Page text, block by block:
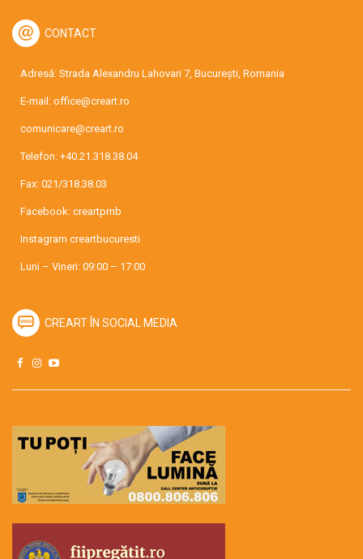
CONTACT
Adresă: Strada Alexandru Lahovari 7, București, Romania
E-mail: office@creart.ro
comunicare@creart.ro
Telefon: +40.21.318.38.04
Fax: 021/318.38.03
Facebook: creartpmb
Instagram creartbucuresti
Luni – Vineri: 09:00 – 17:00
CREART ÎN SOCIAL MEDIA